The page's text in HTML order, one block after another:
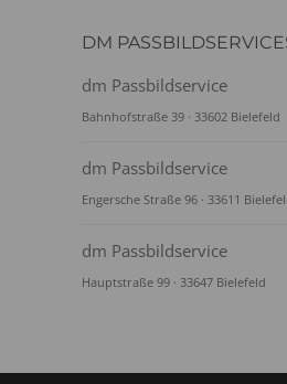
DM
dm Passbildservice
Bahnhofstraße 39 · 33602 Bielefeld
dm Passbildservice
Engersche Straße 96 · 33611
dm Passbildservice
Hauptstraße 99 · 33647 Bielefeld